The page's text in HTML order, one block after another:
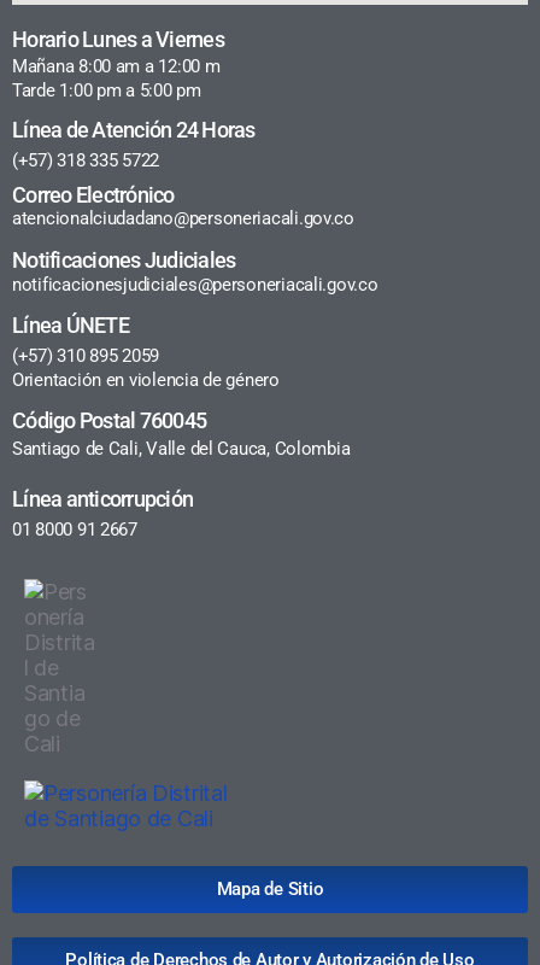
Horario Lunes a Viernes
Mañana 8:00 am a 12:00 m
Tarde 1:00 pm a 5:00 pm
Línea de Atención 24 Horas
(+57) 318 335 5722
Correo Electrónico
atencionalciudadano@personeriacali.gov.co
Notificaciones Judiciales
notificacionesjudiciales@personeriacali.gov.co
Línea ÚNETE
(+57) 310 895 2059
Orientación en violencia de género
Código Postal 760045
Santiago de Cali, Valle del Cauca, Colombia
Línea anticorrupción
01 8000 91 2667
Mapa de Sitio